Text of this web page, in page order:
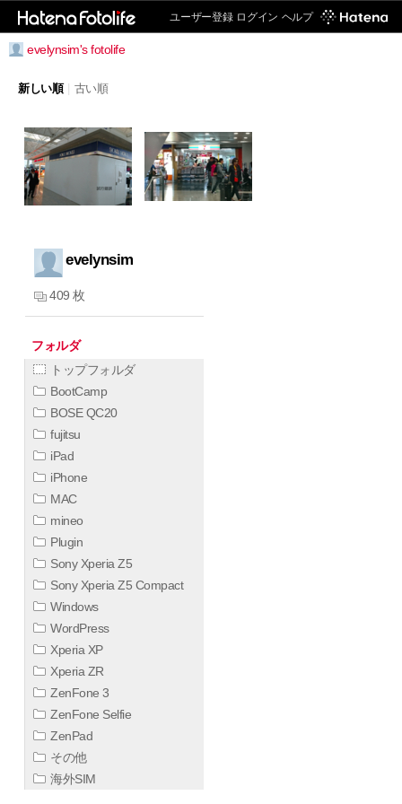
ユーザー登録 ログイン ヘルプ
evelynsim's fotolife
新しい順 古い順
evelynsim
409 枚
フォルダ
トップフォルダ
BootCamp
BOSE QC20
fujitsu
iPad
iPhone
MAC
mineo
Plugin
Sony Xperia Z5
Sony Xperia Z5 Compact
Windows
WordPress
Xperia XP
Xperia ZR
ZenFone 3
ZenFone Selfie
ZenPad
その他
海外SIM